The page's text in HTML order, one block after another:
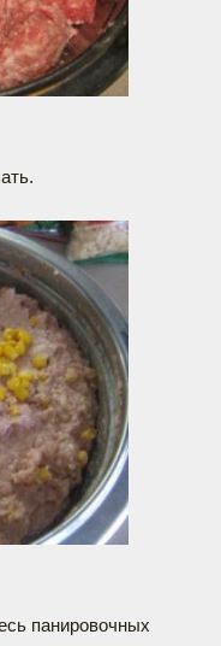
панировочных